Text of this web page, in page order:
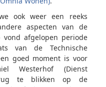
ook weer een reeks
aspecten van de
vond afgelopen periode
van de Technische
goed moment is voor
Westerhof (Dienst
te blikken op de